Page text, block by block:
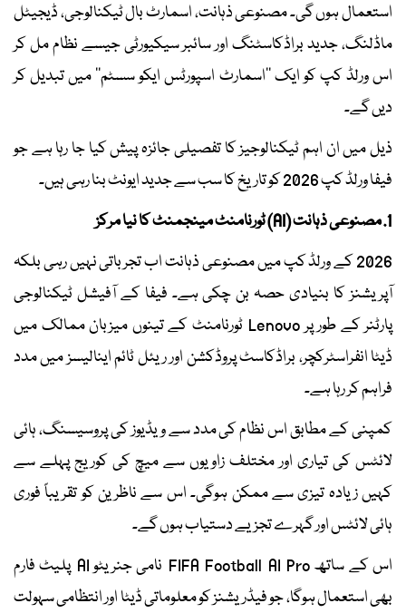
استعمال ہوں گی۔ مصنوعی ذہانت، اسمارٹ بال ٹیکنالوجی، ڈیجیٹل
ماڈلنگ، جدید براڈکاسٹنگ اور سائبر سیکیورٹی جیسے نظام مل کر
اس ورلڈ کپ کو ایک ’’اسمارٹ اسپورٹس ایکو سسٹم‘‘ میں تبدیل کر
دیں گے۔
ذیل میں ان اہم ٹیکنالوجیز کا تفصیلی جائزہ پیش کیا جا رہا ہے جو
فیفا ورلڈ کپ 2026 کو تاریخ کا سب سے جدید ایونٹ بنا رہی ہیں۔
1. مصنوعی ذہانت (AI) ٹورنامنٹ مینجمنٹ کا نیا مرکز
2026 کے ورلڈ کپ میں مصنوعی ذہانت اب تجرباتی نہیں رہی بلکہ
آپریشنز کا بنیادی حصہ بن چکی ہے۔ فیفا کے آفیشل ٹیکنالوجی
پارٹنر کے طور پر Lenovo ٹورنامنٹ کے تینوں میزبان ممالک میں
ڈیٹا انفراسٹرکچر، براڈکاسٹ پروڈکشن اور ریئل ٹائم اینالیسز میں مدد
فراہم کر رہا ہے۔
کمپنی کے مطابق اس نظام کی مدد سے ویڈیوز کی پروسیسنگ، ہائی
لائٹس کی تیاری اور مختلف زاویوں سے میچ کی کوریج پہلے سے
کہیں زیادہ تیزی سے ممکن ہوگی۔ اس سے ناظرین کو تقریباً فوری
ہائی لائٹس اور گہرے تجزیے دستیاب ہوں گے۔
اس کے ساتھ FIFA Football AI Pro نامی جنریٹو AI پلیٹ فارم
بھی استعمال ہوگا، جو فیڈریشنز کو معلوماتی ڈیٹا اور انتظامی سہولت